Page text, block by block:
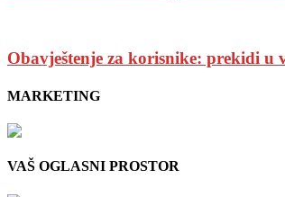
Obavještenje za korisnike: prekidi u
MARKETING
VAŠ OGLASNI PROSTOR